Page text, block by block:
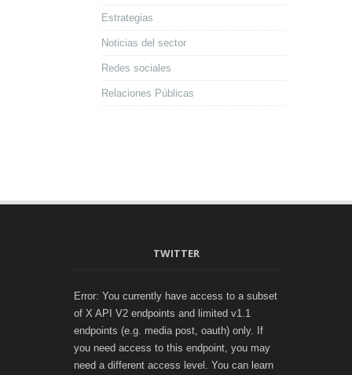
Estrategias
Noticias del sector
Redes sociales
Relaciones Públicas
TWITTER
Error: You currently have access to a subset
of X API V2 endpoints and limited v1.1
endpoints (e.g. media post, oauth) only. If
you need access to this endpoint, you may
need a different access level. You can learn